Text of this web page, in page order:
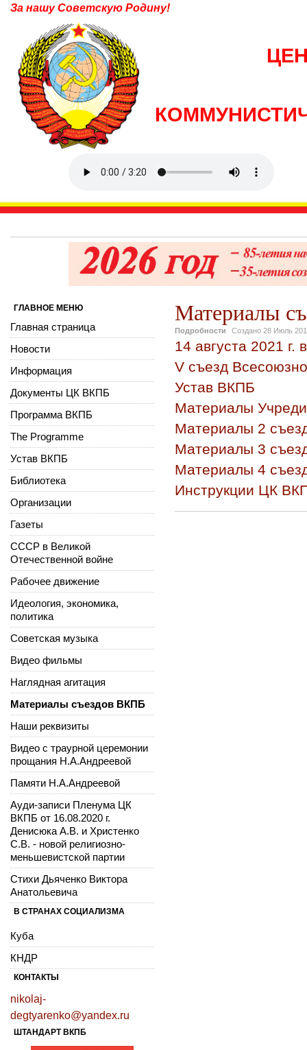
За нашу Советскую Родину!
Материалы
Подробности Создано 28 Июль
14 августа 2021
V съезд
Устав ВКПБ
Материалы
Материалы 2
Материалы 3
Материалы 4
Инструкции ЦК
ГЛАВНОЕ МЕНЮ
Главная страница
Новости
Информация
Документы ЦК ВКПБ
Программа ВКПБ
The Programme
Устав ВКПБ
Библиотека
Организации
Газеты
СССР в Великой
Отечественной войне
Рабочее движение
Идеология, экономика,
политика
Советская музыка
Видео фильмы
Наглядная агитация
Материалы съездов ВКПБ
Наши реквизиты
Видео с траурной церемонии
прощания Н.А.Андреевой
Памяти Н.А.Андреевой
Ауди-записи Пленума ЦК
ВКПБ от 16.08.2020 г.
Денисюка А.В. и Христенко
С.В. - новой религиозно-
меньшевистской партии
Стихи Дьяченко Виктора
Анатольевича
В СТРАНАХ СОЦИАЛИЗМА
Куба
КНДР
КОНТАКТЫ
nikolaj-
degtyarenko@yandex.ru
ШТАНДАРТ ВКПБ